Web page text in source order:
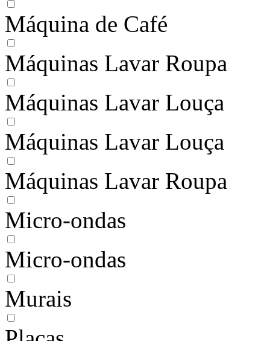
Máquina de Café
Máquinas Lavar Roupa
Máquinas Lavar Louça
Máquinas Lavar Louça
Máquinas Lavar Roupa
Micro-ondas
Micro-ondas
Murais